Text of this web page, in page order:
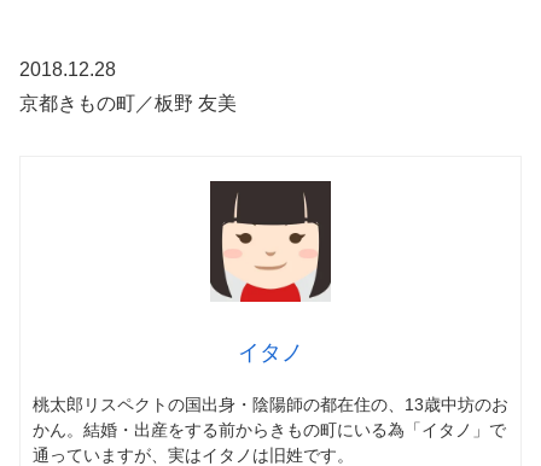
2018.12.28
京都きもの町／板野 友美
イタノ
桃太郎リスペクトの国出身・陰陽師の都在住の、13歳中坊のお
かん。結婚・出産をする前からきもの町にいる為「イタノ」で
通っていますが、実はイタノは旧姓です。